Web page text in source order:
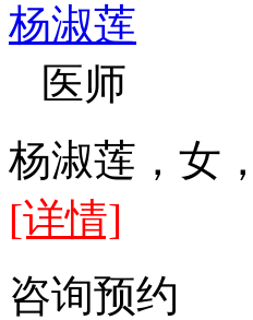
杨淑莲
医师
杨淑莲，女
[详情]
咨询预约